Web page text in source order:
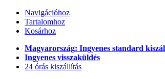
Navigációhoz
Tartalomhoz
Kosárhoz
Magyarország: Ingyenes standard
Ingyenes visszaküldés
24 órás kiszállítás